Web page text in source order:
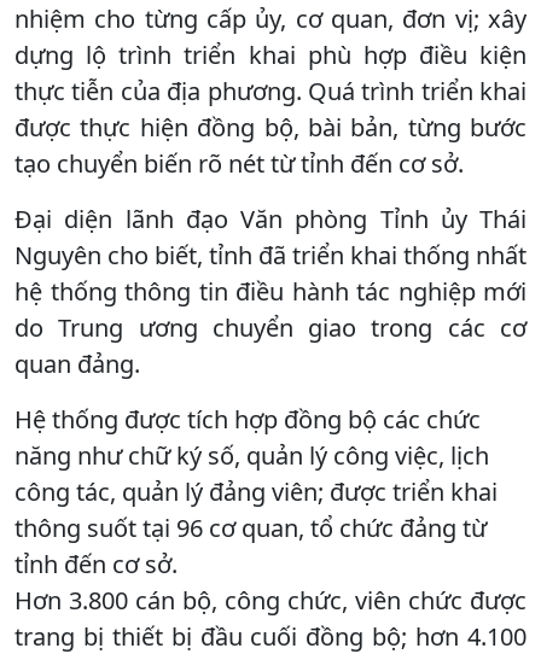
nhiệm cho từng cấp ủy, cơ quan, đơn vị; xây
dựng lộ trình triển khai phù hợp điều kiện
thực tiễn của địa phương. Quá trình triển khai
được thực hiện đồng bộ, bài bản, từng bước
tạo chuyển biến rõ nét từ tỉnh đến cơ sở.
Đại diện lãnh đạo Văn phòng Tỉnh ủy Thái
Nguyên cho biết, tỉnh đã triển khai thống nhất
hệ thống thông tin điều hành tác nghiệp mới
do Trung ương chuyển giao trong các cơ
quan đảng.
Hệ thống được tích hợp đồng bộ các chức
năng như chữ ký số, quản lý công việc, lịch
công tác, quản lý đảng viên; được triển khai
thông suốt tại 96 cơ quan, tổ chức đảng từ
tỉnh đến cơ sở.
Hơn 3.800 cán bộ, công chức, viên chức được
trang bị thiết bị đầu cuối đồng bộ; hơn 4.100